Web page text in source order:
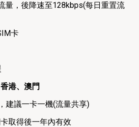
量，後降速至128kbps(每日重置流
卡
港、澳門
建議一卡一機(流量共享)
取得後一年內有效